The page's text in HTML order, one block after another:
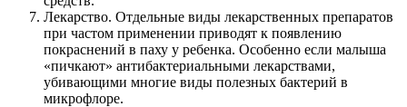
Лекарство. Отдельные виды лекарственных препаратов
при частом применении приводят к появлению
покраснений в паху у ребенка. Особенно если малыша
«пичкают» антибактериальными лекарствами,
убивающими многие виды полезных бактерий в
микрофлоре.